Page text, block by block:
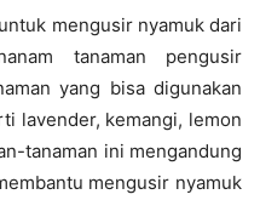
mengusir nyamuk dari
tanaman pengusir
yang bisa digunakan
lavender, kemangi, lemon
tanaman ini mengandung
mengusir nyamuk